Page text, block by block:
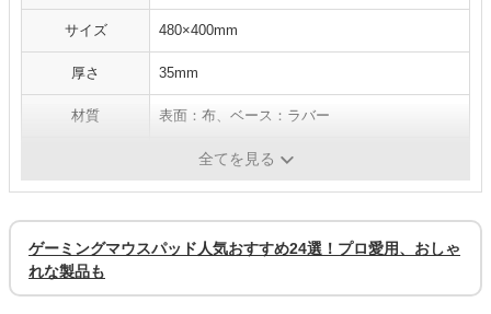
サイズ 480×400mm
厚さ 35mm
材質 表面：布、ベース：ラバー
全てを見る
ゲーミングマウスパッド人気おすすめ24選！プロ愛用、おしゃ
れな製品も